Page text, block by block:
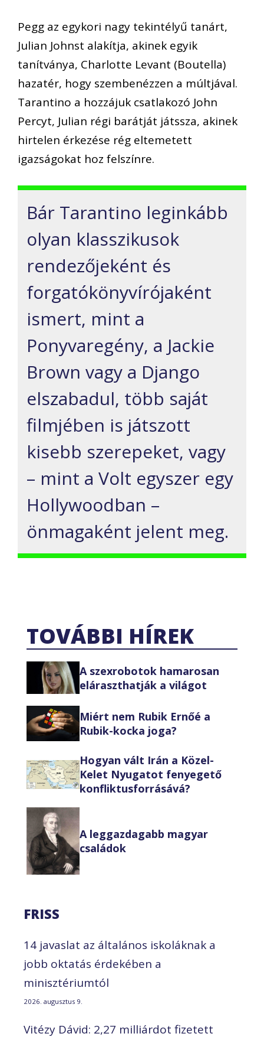
Pegg az egykori nagy tekintélyű tanárt,
Julian Johnst alakítja, akinek egyik
tanítványa, Charlotte Levant (Boutella)
hazatér, hogy szembenézzen a múltjával.
Tarantino a hozzájuk csatlakozó John
Percyt, Julian régi barátját játssza, akinek
hirtelen érkezése rég eltemetett
igazságokat hoz felszínre.
Bár Tarantino leginkább
olyan klasszikusok
rendezőjeként és
forgatókönyvírójaként
ismert, mint a
Ponyvaregény, a Jackie
Brown vagy a Django
elszabadul, több saját
filmjében is játszott
kisebb szerepeket, vagy
– mint a Volt egyszer egy
Hollywoodban –
önmagaként jelent meg.
TOVÁBBI HÍREK
A szexrobotok hamarosan
eláraszthatják a világot
Miért nem Rubik Ernőé a
Rubik-kocka joga?
Hogyan vált Irán a Közel-
Kelet Nyugatot fenyegető
konfliktusforrásává?
A leggazdagabb magyar
családok
FRISS
14 javaslat az általános iskoláknak a
jobb oktatás érdekében a
minisztériumtól
2026. augusztus 9.
Vitézy Dávid: 2,27 milliárdot fizetett